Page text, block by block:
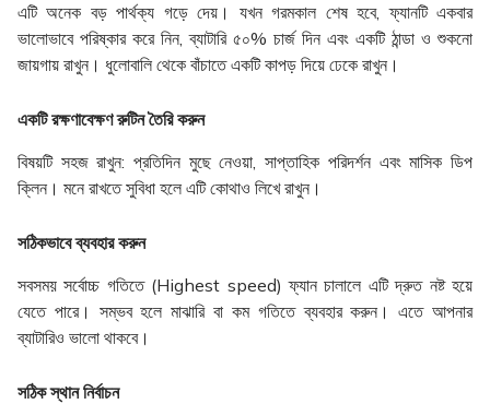
এটি অনেক বড় পার্থক্য গড়ে দেয়। যখন গরমকাল শেষ হবে, ফ্যানটি একবার
ভালোভাবে পরিষ্কার করে নিন, ব্যাটারি ৫০% চার্জ দিন এবং একটি ঠান্ডা ও শুকনো
জায়গায় রাখুন। ধুলোবালি থেকে বাঁচাতে একটি কাপড় দিয়ে ঢেকে রাখুন।
একটি রক্ষণাবেক্ষণ রুটিন তৈরি করুন
বিষয়টি সহজ রাখুন: প্রতিদিন মুছে নেওয়া, সাপ্তাহিক পরিদর্শন এবং মাসিক ডিপ
ক্লিন। মনে রাখতে সুবিধা হলে এটি কোথাও লিখে রাখুন।
সঠিকভাবে ব্যবহার করুন
সবসময় সর্বোচ্চ গতিতে (Highest speed) ফ্যান চালালে এটি দ্রুত নষ্ট হয়ে
যেতে পারে। সম্ভব হলে মাঝারি বা কম গতিতে ব্যবহার করুন। এতে আপনার
ব্যাটারিও ভালো থাকবে।
সঠিক স্থান নির্বাচন